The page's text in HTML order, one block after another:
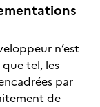
n’est
tel, les
par
de